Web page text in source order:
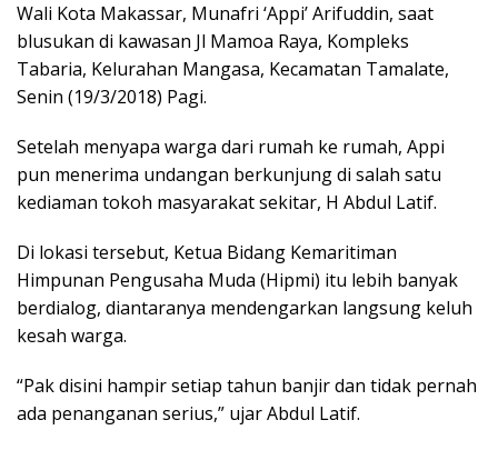
Wali Kota Makassar, Munafri ‘Appi’ Arifuddin, saat
blusukan di kawasan Jl Mamoa Raya, Kompleks
Tabaria, Kelurahan Mangasa, Kecamatan Tamalate,
Senin (19/3/2018) Pagi.
Setelah menyapa warga dari rumah ke rumah, Appi
pun menerima undangan berkunjung di salah satu
kediaman tokoh masyarakat sekitar, H Abdul Latif.
Di lokasi tersebut, Ketua Bidang Kemaritiman
Himpunan Pengusaha Muda (Hipmi) itu lebih banyak
berdialog, diantaranya mendengarkan langsung keluh
kesah warga.
“Pak disini hampir setiap tahun banjir dan tidak pernah
ada penanganan serius,” ujar Abdul Latif.